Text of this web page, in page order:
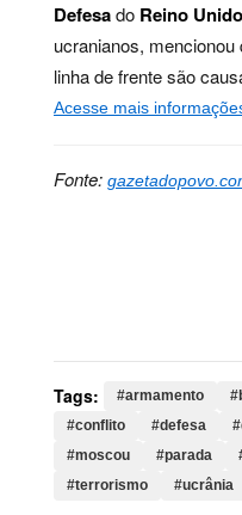
Defesado Reino Unido
ucranianos, mencionou
linha de frente são
Acesse mais
Fonte:
Tags: #armamento
#conflito
#defesa
#moscou
#parada
#terrorismo
#ucrânia